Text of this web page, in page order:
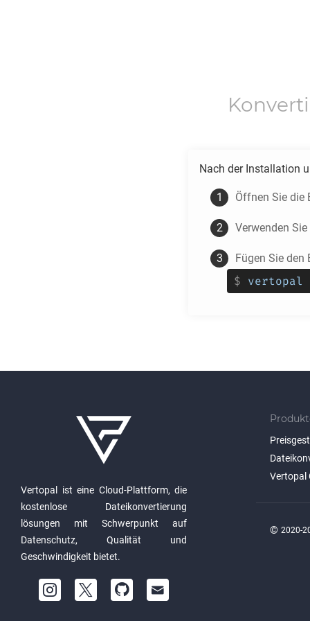
Nach der Installation
Öffnen Sie die
Verwenden Sie
Fügen Sie den
$ vertopal
Vertopal ist eine Cloud-Plattform, die
kostenlose Dateikonvertierung
lösungen mit Schwerpunkt auf
Datenschutz, Qualität und
Geschwindigkeit bietet.
Vertopal
© 2020-